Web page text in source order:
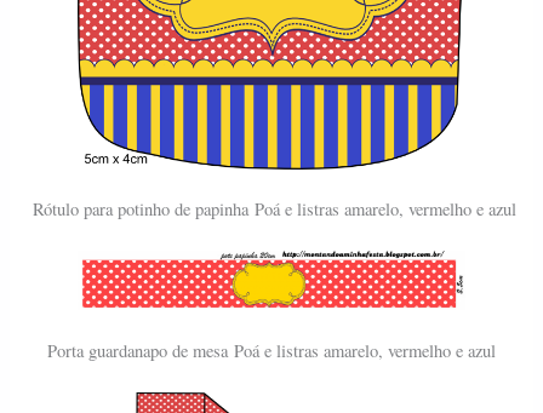
Rótulo para potinho de papinha Poá e listras amarelo, vermelho e azul
Porta guardanapo de mesa Poá e listras amarelo, vermelho e azul